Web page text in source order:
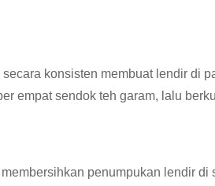
konsisten membuat lendir di
empat sendok teh garam, lalu
penumpukan lendir di